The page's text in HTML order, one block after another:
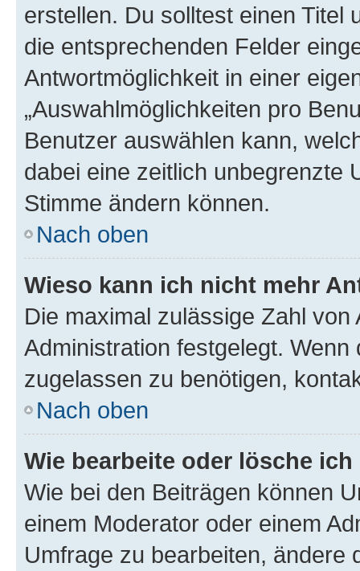
erstellen. Du solltest einen Titel
die entsprechenden Felder
Antwortmöglichkeit in einer
„Auswahlmöglichkeiten pro
Benutzer auswählen kann,
dabei eine zeitlich unbegrenzte
Stimme ändern können.
Nach oben
Wieso kann ich nicht mehr
Die maximal zulässige Zahl
Administration festgelegt.
zugelassen zu benötigen,
Nach oben
Wie bearbeite oder lösche
Wie bei den Beiträgen können
einem Moderator oder einem
Umfrage zu bearbeiten, ändere